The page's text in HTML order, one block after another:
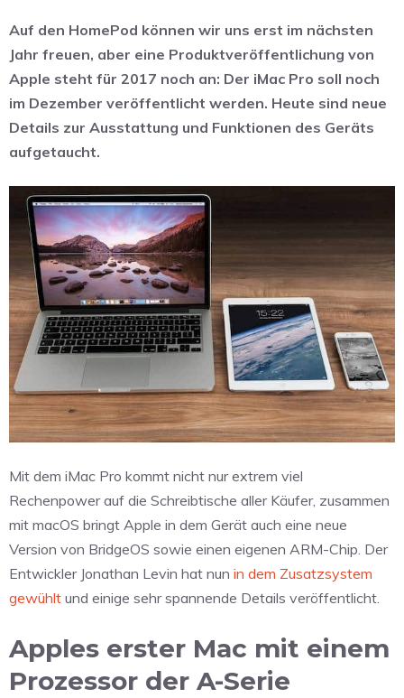
Auf den HomePod können wir uns erst im nächsten
Jahr freuen, aber eine Produktveröffentlichung von
Apple steht für 2017 noch an: Der iMac Pro soll noch
im Dezember veröffentlicht werden. Heute sind neue
Details zur Ausstattung und Funktionen des Geräts
aufgetaucht.
Mit dem iMac Pro kommt nicht nur extrem viel
Rechenpower auf die Schreibtische aller Käufer, zusammen
mit macOS bringt Apple in dem Gerät auch eine neue
Version von BridgeOS sowie einen eigenen ARM-Chip. Der
Entwickler Jonathan Levin hat nun in dem Zusatzsystem
gewühlt und einige sehr spannende Details veröffentlicht.
Apples erster Mac mit einem
Prozessor der A-Serie